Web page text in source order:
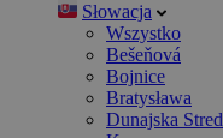
Słowacja
Wszystko
Bešeňová
Bojnice
Bratysława
Dunajska